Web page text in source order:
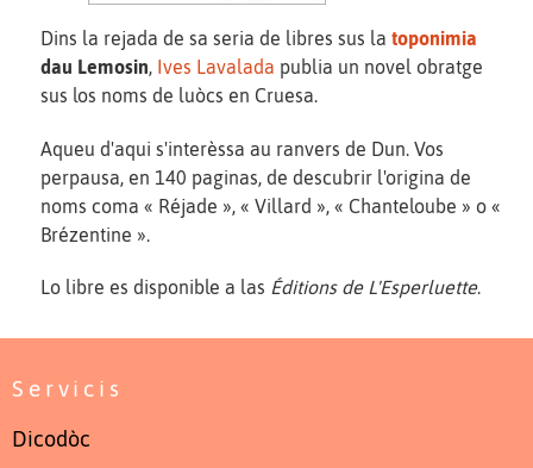
Dins la rejada de sa seria de libres sus la toponimia
dau Lemosin, Ives Lavalada publia un novel obratge
sus los noms de luòcs en Cruesa.
Aqueu d'aqui s'interèssa au ranvers de Dun. Vos
perpausa, en 140 paginas, de descubrir l'origina de
noms coma « Réjade », « Villard », « Chanteloube » o «
Brézentine ».
Lo libre es disponible a las Éditions de L'Esperluette.
Servicis
Dicodòc